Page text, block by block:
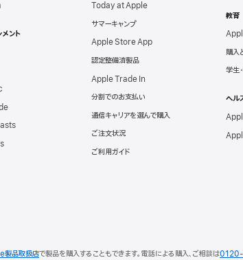
ント
Today at Apple
サマーキャンプ
Apple Store App
認定整備済製品
Apple Trade In
分割でのお支払い
通信キャリアを選んで購入
ご注文状況
ご利用ガイド
教育
購入
学生
ヘル
製品取扱店で製品を購入することもできます。 電話による購入、ご相談は